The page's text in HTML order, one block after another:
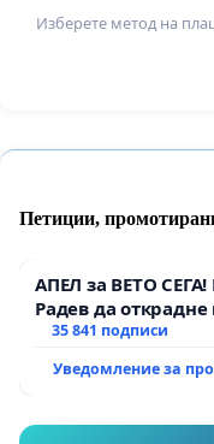
Изберете метод на
Петиции,
АПЕЛ за ВЕТО
Радев да
тъмното
35 841 подписи
Уведомление за